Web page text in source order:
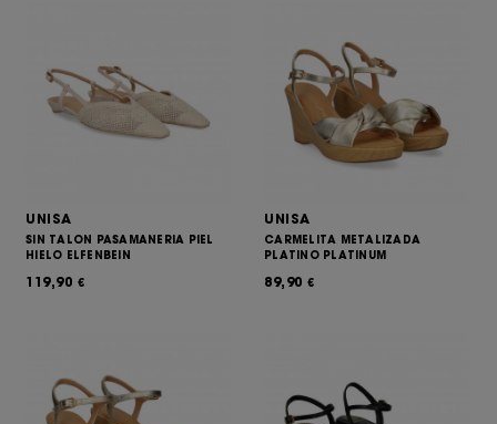
UNISA
SIN TALON PASAMANERIA PIEL
HIELO ELFENBEIN
119,90 €
UNISA
CARMELITA METALIZADA
PLATINO PLATINUM
89,90 €